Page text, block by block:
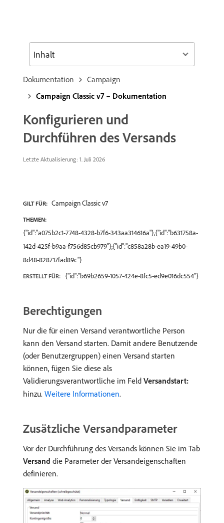
Dokumentation
Campaign
Campaign Classic v7 – Dokumentation
Konfigurieren und
Durchführen des Versands
Letzte Aktualisierung: 1. Juli 2026
GILT FÜR: Campaign Classic v7
THEMEN:
{"id":"a075b2c1-7748-4328-b7f6-343aa314616a"},{"id":"b631758a-
142d-425f-b9aa-f756d85cb979"},{"id":"c858a28b-ea19-49b0-
8d48-828717fad89c"}
ERSTELLT FÜR: {"id":"b69b2659-1057-424e-8fc5-ed9e016dc554"}
Berechtigungen
Nur die für einen Versand verantwortliche Person
kann den Versand starten. Damit andere Benutzende
(oder Benutzergruppen) einen Versand starten
können, fügen Sie diese als
Validierungsverantwortliche im Feld Versandstart:
hinzu. Weitere Informationen.
Zusätzliche Versandparameter
Vor der Durchführung des Versands können Sie im Tab
Versand die Parameter der Versandeigenschaften
definieren.
Inhalt